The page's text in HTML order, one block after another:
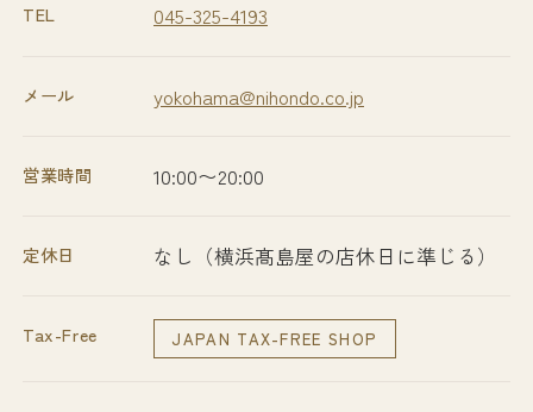
TEL 045-325-4193
メール yokohama@nihondo.co.jp
営業時間 10:00〜20:00
定休日 なし（横浜髙島屋の店休日に準じる）
Tax-Free JAPAN TAX-FREE SHOP